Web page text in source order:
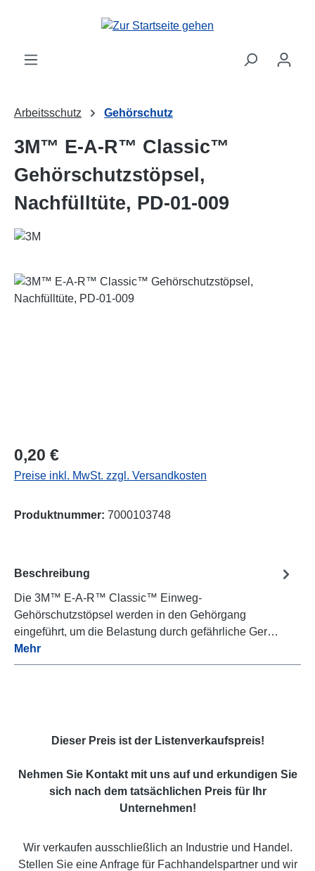
Zum Hauptinhalt springen
Arbeitsschutz Gehörschutz
3M™ E-A-R™ Classic™
Gehörschutzstöpsel,
Nachfülltüte, PD-01-009
Bildergalerie überspringen
Regulärer Preis:
0,20 €
Preise inkl. MwSt. zzgl. Versandkosten
Produktnummer: 7000103748
Beschreibung
Die 3M™ E-A-R™ Classic™ Einweg-
Gehörschutzstöpsel werden in den Gehörgang
eingeführt, um die Belastung durch gefährliche Ger…
Mehr
Dieser Preis ist der Listenverkaufspreis!
Nehmen Sie Kontakt mit uns auf und erkundigen Sie
sich nach dem tatsächlichen Preis für Ihr
Unternehmen!
Wir verkaufen ausschließlich an Industrie und Handel.
Stellen Sie eine Anfrage für Fachhandelspartner und wir